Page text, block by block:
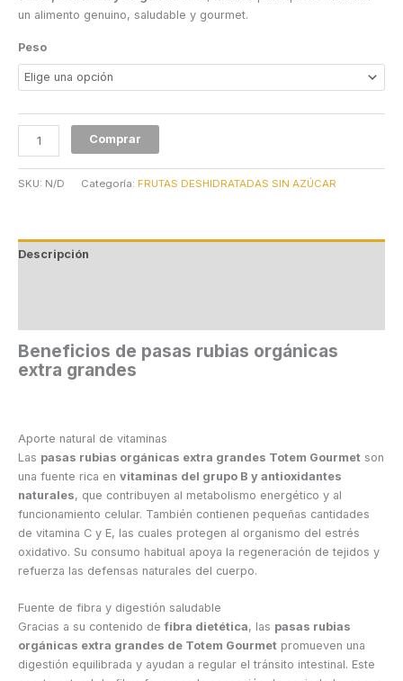
un alimento genuino, saludable y gourmet.
Peso
Comprar
SKU: N/D Categoría: FRUTAS DESHIDRATADAS SIN AZÚCAR
Descripción
Beneficios de pasas rubias orgánicas
extra grandes
Aporte natural de vitaminas
Las pasas rubias orgánicas extra grandes Totem Gourmet son
una fuente rica en vitaminas del grupo B y antioxidantes
naturales, que contribuyen al metabolismo energético y al
funcionamiento celular. También contienen pequeñas cantidades
de vitamina C y E, las cuales protegen al organismo del estrés
oxidativo. Su consumo habitual apoya la regeneración de tejidos y
refuerza las defensas naturales del cuerpo.
Fuente de fibra y digestión saludable
Gracias a su contenido defibra dietética, las pasas rubias
orgánicas extra grandes de Totem Gourmet promueven una
digestión equilibrada y ayudan a regular el tránsito intestinal. Este